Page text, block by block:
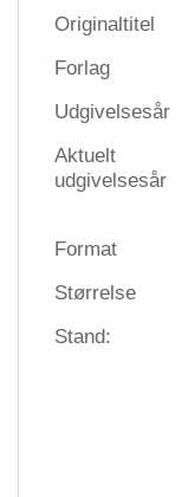
Originaltitel
Forlag
Udgivelsesår
Aktuelt
udgivelsesår
Format
Størrelse
Stand: